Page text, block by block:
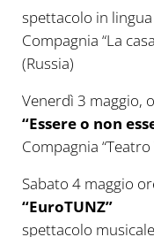
spettacolo in
Compagnia “La
(Russia)
Venerdì 3 maggio,
“Essere o non
Compagnia “Teatro
Sabato 4 maggio
“EuroTUNZ”
spettacolo